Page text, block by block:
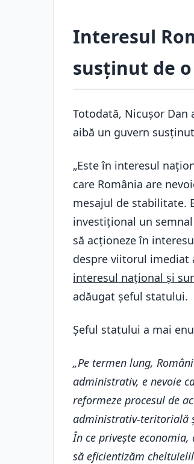
Interesul
susținut de
Totodată, Nicușor Dan
aibă un guvern
„Este în interesul
care România are
mesajul de stabilitate.
investițional un
să acționeze în
despre viitorul imediat
interesul național și
adăugat șeful statului.
Șeful statului a mai
„Pe termen lung,
administrativ, e nevoie
reformeze procesul de
administrativ-teritorială
În ce privește
să eficientizăm